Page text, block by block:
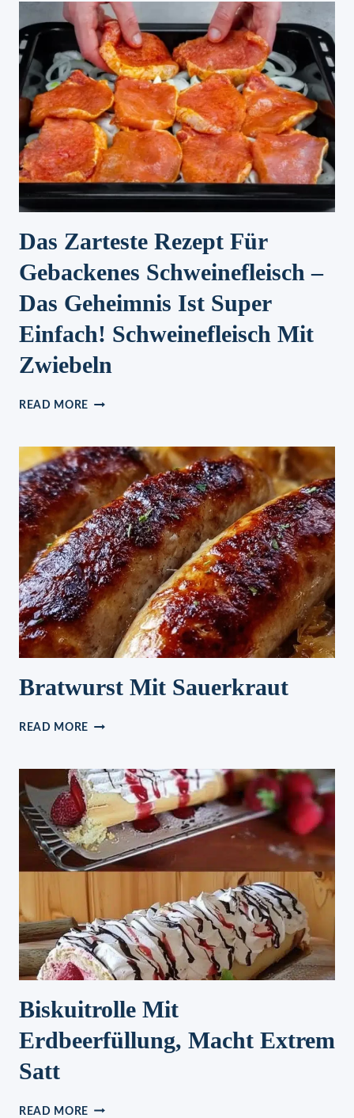
Das Zarteste Rezept Für
Gebackenes Schweinefleisch –
Das Geheimnis Ist Super
Einfach! Schweinefleisch Mit
Zwiebeln
READ MORE DAS
FÜR
GEBACKENES
SCHWEINEFLEISCH
–
DAS
GEHEIMNIS
IST
SUPER
EINFACH!
SCHWEINEFLEISCH
MIT
ZWIEBELN
Bratwurst Mit Sauerkraut
READ MORE BRATWURST
Biskuitrolle Mit
Erdbeerfüllung, Macht Extrem
Satt
READ MORE BISKUITROLLE